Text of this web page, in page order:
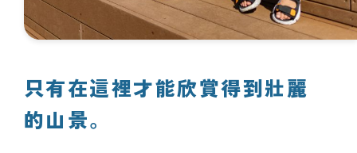
只有在這裡才能欣賞得到壯麗
的山景。